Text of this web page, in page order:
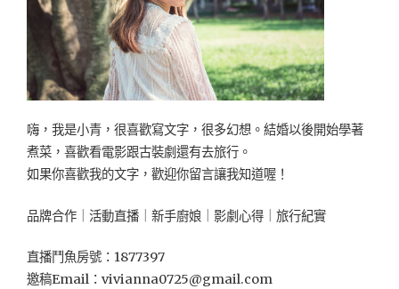
銀
匠
初
體
驗，
為
自
製
工
嗨，我是小青，很喜歡寫文字，很多幻想。結婚以後開始學著
煮菜，喜歡看電影跟古裝劇還有去旅行。
如果你喜歡我的文字，歡迎你留言讓我知道喔！
品牌合作｜活動直播｜新手廚娘｜影劇心得｜旅行紀實
直播鬥魚房號：1877397
邀稿Email： vivianna0725@gmail.com